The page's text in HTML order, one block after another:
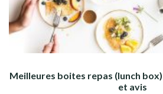
Meilleures boites repas (lunch
et avis